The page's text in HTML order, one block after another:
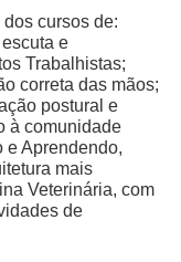
cursos de:
e
Trabalhistas;
correta das mãos;
postural e
à comunidade
e Aprendendo,
mais
Veterinária, com
de